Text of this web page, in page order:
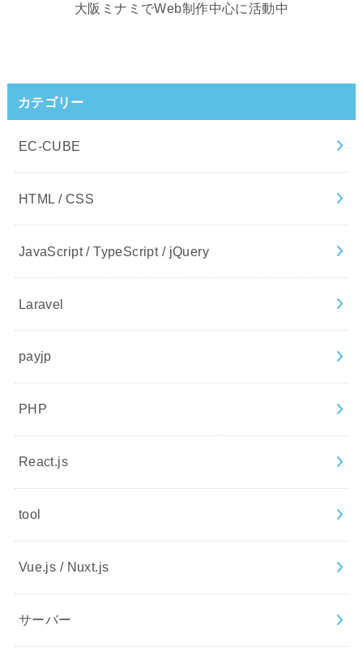
大阪ミナミでWeb制作中心に活動中
カテゴリー
EC-CUBE
HTML / CSS
JavaScript / TypeScript / jQuery
Laravel
payjp
PHP
React.js
tool
Vue.js / Nuxt.js
サーバー